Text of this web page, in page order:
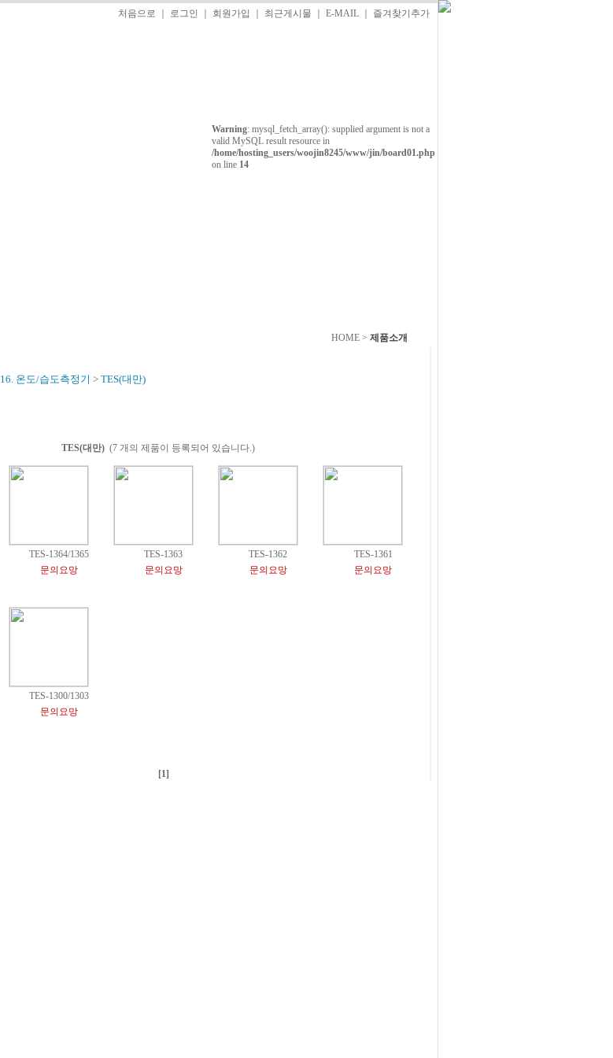
처음으로 로그인 회원가입 최근게시물 E-MAIL 즐겨찾기추가
Warning: mysql_fetch_array(): supplied argument is not a
valid MySQL result resource in
/home/hosting_users/woojin8245/www/jin/board01.php
on line 14
HOME > 제품소개
16. 온도/습도측정기 > TES(대만)
TES(대만) (7 개의 제품이 등록되어 있습니다.)
TES-1364/1365
문의요망
TES-1363
문의요망
TES-1362
문의요망
TES-1361
문의요망
TES-1300/1303
문의요망
[1]